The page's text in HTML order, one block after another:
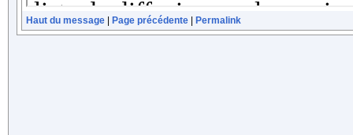
Haut du message Page précédente Permalink